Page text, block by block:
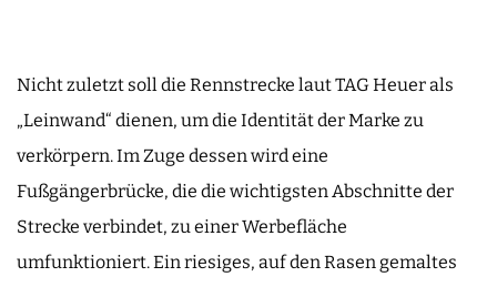
Nicht zuletzt soll die Rennstrecke laut TAG Heuer als
„Leinwand“ dienen, um die Identität der Marke zu
verkörpern. Im Zuge dessen wird eine
Fußgängerbrücke, die die wichtigsten Abschnitte der
Strecke verbindet, zu einer Werbefläche
umfunktioniert. Ein riesiges, auf den Rasen gemaltes